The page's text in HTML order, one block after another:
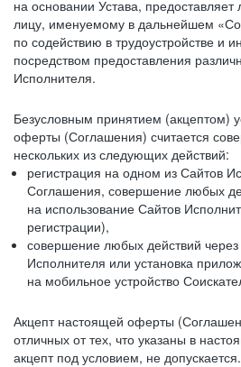
на основании Устава,
лицу, именуемому в дальнейшем
по содействию в трудоустройстве и
посредством предоставления
Исполнителя.
Безусловным принятием (акцептом)
оферты (Соглашения) считается
нескольких из следующих действий:
регистрация на одном из Сайтов
Соглашения, совершение любых
на использование Сайтов
регистрации),
совершение любых действий
Исполнителя или установка
на мобильное устройство
Акцепт настоящей оферты
отличных от тех, что указаны в
акцепт под условием, не допускается.